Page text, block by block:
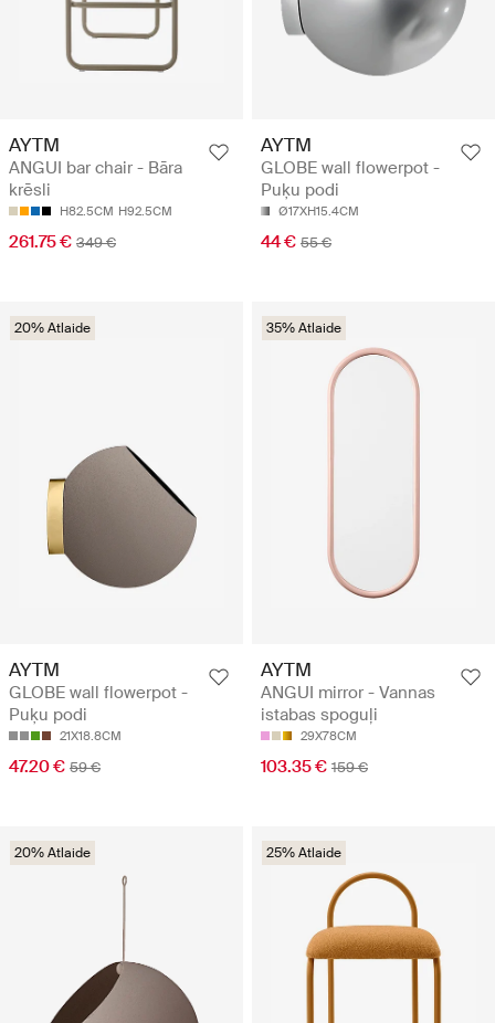
AYTM
ANGUI bar chair - Bāra
krēsli
H82.5CM H92.5CM
261.75 € 349 €
AYTM
GLOBE wall flowerpot -
Puķu podi
Ø17XH15.4CM
44 € 55 €
20% Atlaide
AYTM
GLOBE wall flowerpot -
Puķu podi
21X18.8CM
47.20 € 59 €
35% Atlaide
AYTM
ANGUI mirror - Vannas
istabas spoguļi
29X78CM
103.35 € 159 €
20% Atlaide 25% Atlaide